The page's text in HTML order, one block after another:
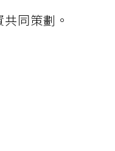
同策劃。